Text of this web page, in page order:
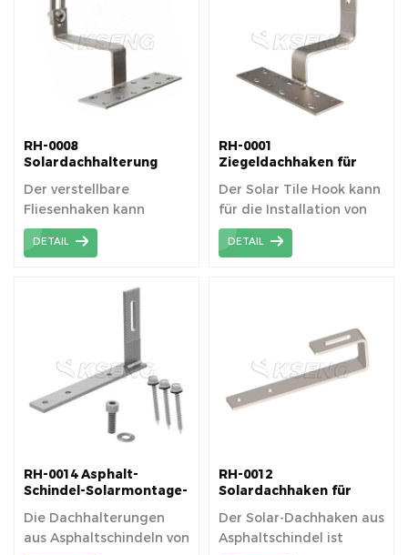
RH-0008
Solardachhalterung
Der verstellbare
Fliesenhaken kann
horizontal und vertikal
eingestellt werden, was
Fliesenhaken bietet.
DETAIL
RH-0001
Ziegeldachhaken für
Montagehalterungssystem
Der Solar Tile Hook kann
für die Installation von
Solar-Montagesystemen
auf geneigten
verwendet werden.
DETAIL
RH-0014 Asphalt-
Schindel-Solarmontage-
Die Dachhalterungen
aus Asphaltschindeln von
RH-0012
Solardachhaken für
Der Solar-Dachhaken aus
Asphaltschindel ist